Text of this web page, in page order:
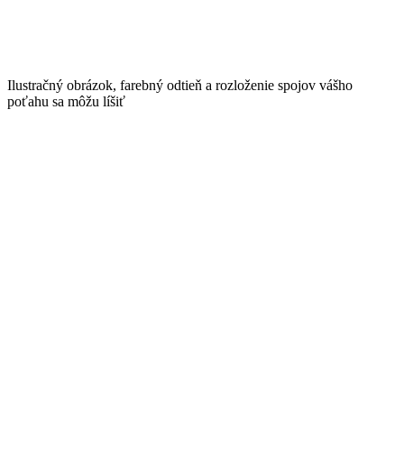
Ilustračný obrázok, farebný odtieň a rozloženie spojov vášho
poťahu sa môžu líšiť